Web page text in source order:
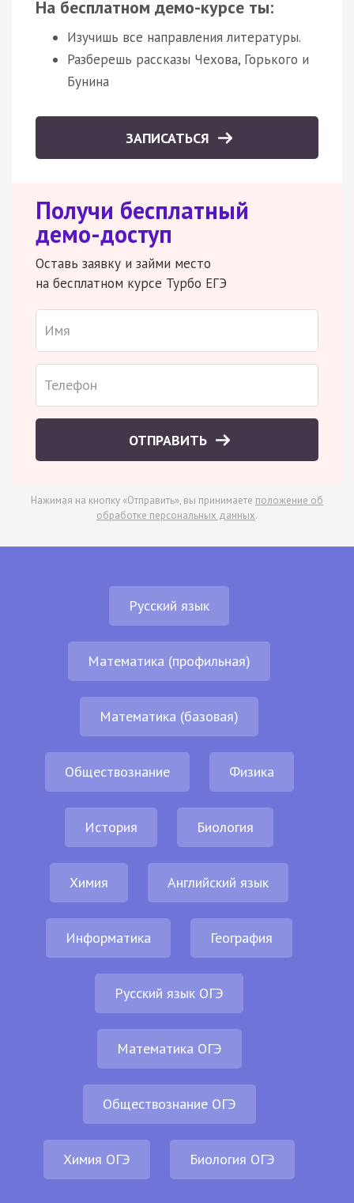
На бесплатном демо-курсе ты:
Изучишь все направления литературы.
Разберешь рассказы Чехова, Горького и
Бунина
ЗАПИСАТЬСЯ
Получи бесплатный
демо-доступ
Оставь заявку и займи место
на бесплатном курсе Турбо ЕГЭ
ОТПРАВИТЬ
Нажимая на кнопку «Отправить», вы принимаете положение об
обработке персональных данных.
Русский язык
Математика (профильная)
Математика (базовая)
Обществознание Физика
История Биология
Химия Английский язык
Информатика География
Русский язык ОГЭ
Математика ОГЭ
Обществознание ОГЭ
Химия ОГЭ Биология ОГЭ